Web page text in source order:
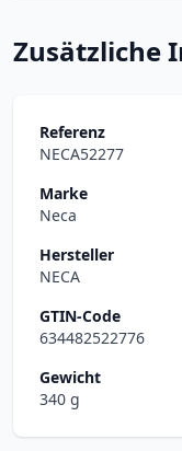
Zusätzliche
Referenz
NECA52277
Marke
Neca
Hersteller
NECA
GTIN-Code
634482522776
Gewicht
340 g